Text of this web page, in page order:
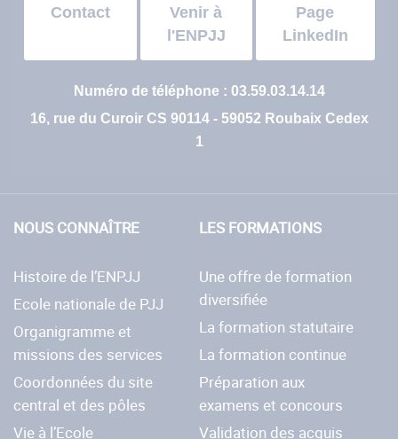
Contact
Venir à
l'ENPJJ
Page
LinkedIn
Numéro de téléphone : 03.59.03.14.14
16, rue du Curoir CS 90114 - 59052 Roubaix Cedex
1
NOUS CONNAÎTRE
Histoire de l’ENPJJ
Ecole nationale de PJJ
Organigramme et
missions des services
Coordonnées du site
central et des pôles
Vie à l’Ecole
LES FORMATIONS
Une offre de formation
diversifiée
La formation statutaire
La formation continue
Préparation aux
examens et concours
Validation des acquis